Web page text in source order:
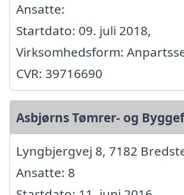
Ansatte:
Startdato: 09. juli 2018,
Virksomhedsform:
CVR: 39716690
Asbjørns Tømrer- og
Lyngbjergvej 8, 7182
Ansatte: 8